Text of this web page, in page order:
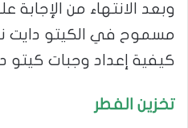
وبعد الانتهاء من
مسموح في الكيتو دايت
كيفية إعداد وجبات كيتو
تخزين الفطر